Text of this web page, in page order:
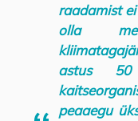
raadamist
olla
astus
peaaegu